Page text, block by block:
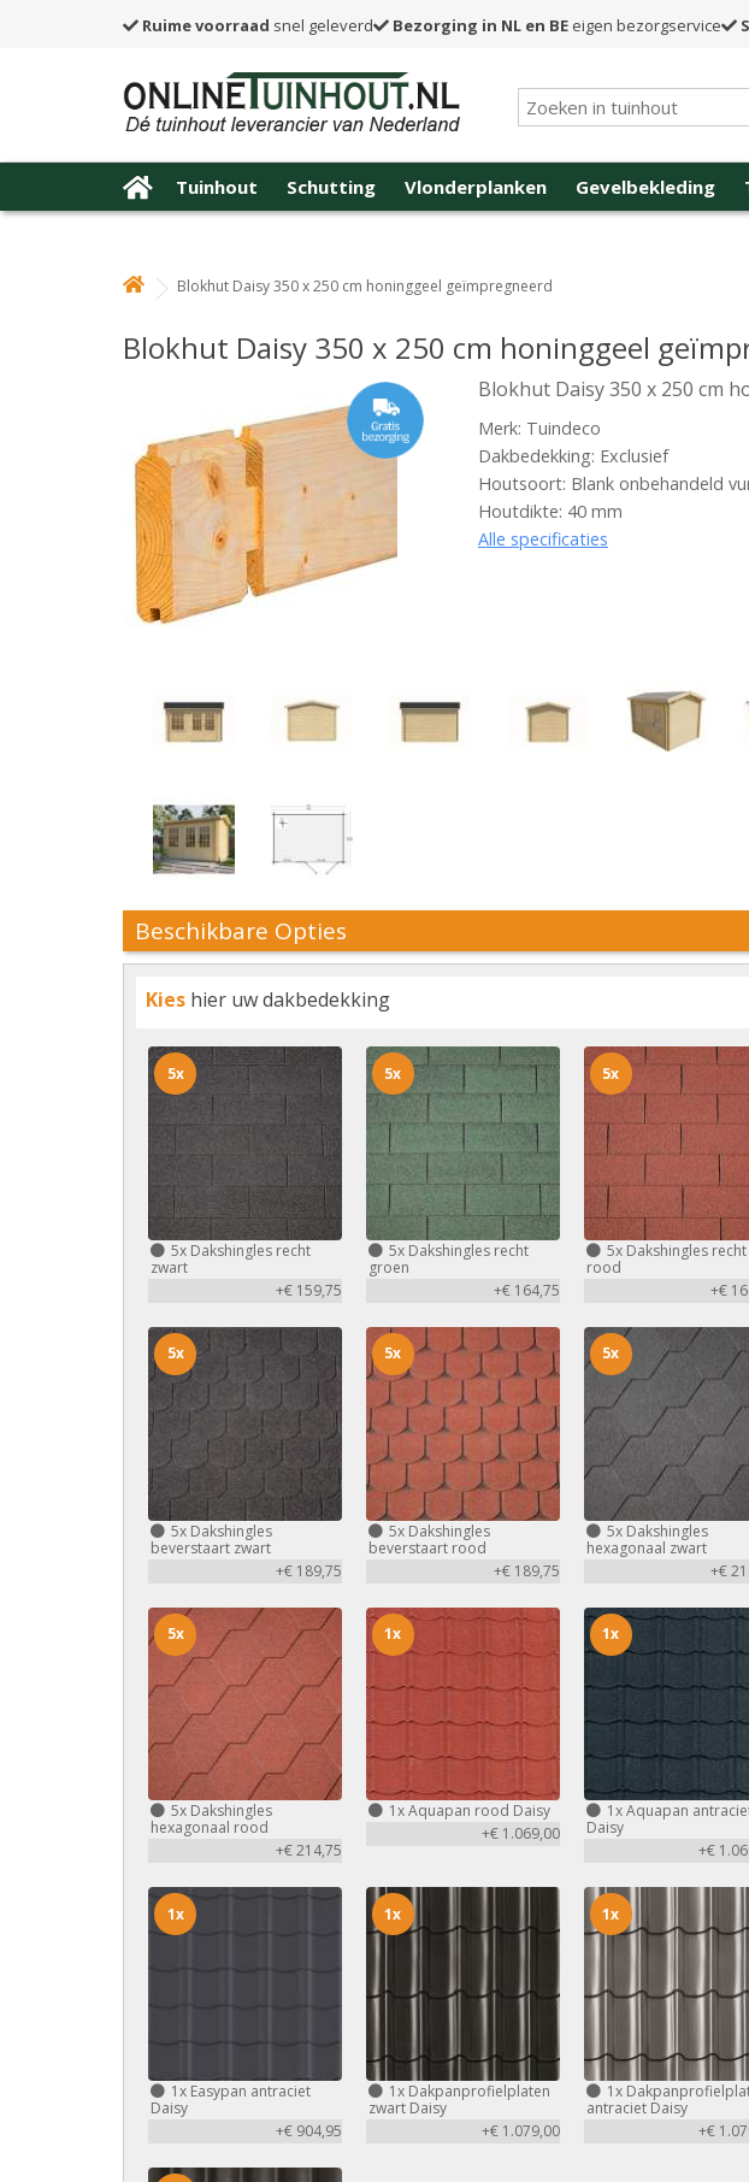
Ruime voorraad snel geleverd Bezorging in NL en BE eigen bezorgservice
Tuinhout Schutting Vlonderplanken Gevelbekleding
Blokhut Daisy 350 x 250 cm honinggeel geïmpregneerd
Blokhut Daisy 350 x 250 cm honinggeel
Blokhut Daisy 350 x 250 cm
Merk: Tuindeco
Dakbedekking: Exclusief
Houtsoort: Blank onbehandeld
Houtdikte: 40 mm
Alle specificaties
Beschikbare Opties
Kies hier uw dakbedekking
5x Dakshingles recht
zwart
+€ 159,75
5x
5xDakshingles recht
groen
+€ 164,75
5x
5xDakshingles recht
rood
+€
5x
5x Dakshingles
beverstaart zwart
+€ 189,75
5x
5xDakshingles
beverstaart rood
+€ 189,75
5x
5xDakshingles
hexagonaal zwart
+€
5x
5x Dakshingles
hexagonaal rood
+€ 214,75
5x
1xAquapan rood Daisy
+€ 1.069,00
1x
1xAquapan
Daisy
+€
1x
1x Easypan antraciet
Daisy
+€ 904,95
1x
1xDakpanprofielplaten
zwart Daisy
+€ 1.079,00
1x
1x
antraciet Daisy
+€
1x